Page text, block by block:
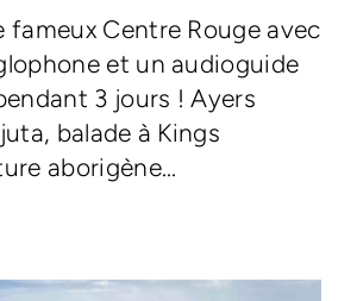
fameux Centre Rouge avec
et un audioguide
3 jours ! Ayers
balade à Kings
aborigène...